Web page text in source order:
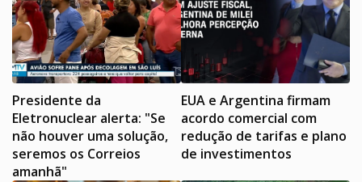
Presidente da
Eletronuclear alerta: "Se
não houver uma solução,
seremos os Correios
amanhã"
EUA e Argentina firmam
acordo comercial com
redução de tarifas e plano
de investimentos